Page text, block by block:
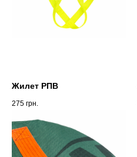
Жилет РПВ
275 грн.